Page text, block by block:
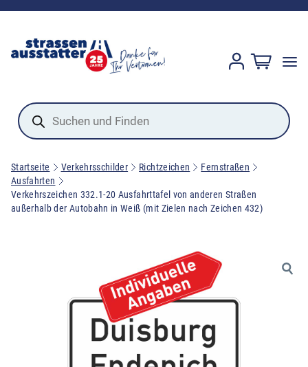
Products
search
Startseite Verkehrsschilder Richtzeichen
Fernstraßen
Ausfahrten
Verkehrszeichen 332.1-20 Ausfahrttafel von anderen Straßen
außerhalb der Autobahn in Weiß (mit Zielen nach Zeichen 432)